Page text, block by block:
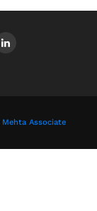
Mehta Associate